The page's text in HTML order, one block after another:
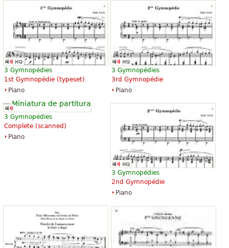
3 Gymnopédies
1st Gymnopédie (typeset)
Piano
3 Gymnopédies
3rd Gymnopédie
Piano
3 Gymnopédies
Complete (scanned)
Piano
3 Gymnopédies
2nd Gymnopédie
Piano